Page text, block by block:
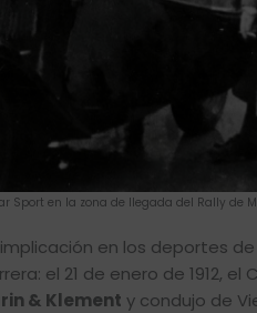
Sport en la zona de llegada del Rally de
en los deportes
el 21 de enero de 1912, el
& Klement y condujo de